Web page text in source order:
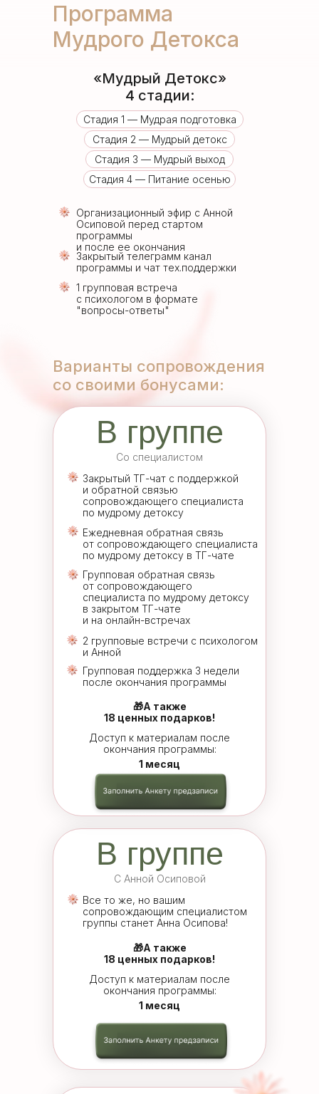
Со специалистом
В группе
С Анной Осиповой
В группе
Все то же, но вашим
сопровождающим специалистом
группы станет Анна Осипова!
Доступ к материалам после
окончания программы:
🎁А также
18 ценных подарков!
1 месяц
🎁А также
18 ценных подарков!
Доступ к материалам после
окончания программы:
1 месяц
Программа
Мудрого Детокса
Варианты сопровождения
со своими бонусами:
Групповая обратная связь
от сопровождающего
специалиста по мудрому детоксу
в закрытом ТГ-чате
и на онлайн-встречах
2 групповые встречи с психологом
и Анной
Групповая поддержка 3 недели
после окончания программы
Закрытый ТГ-чат с поддержкой
и обратной связью
сопровождающего специалиста
по мудрому детоксу
Ежедневная обратная связь
от сопровождающего специалиста
по мудрому детоксу в ТГ-чате
Закрытый телеграмм канал
программы и чат тех.поддержки
1 групповая встреча
с психологом в формате
"вопросы-ответы"
Организационный эфир с Анной
Осиповой перед стартом
программы
и после ее окончания
Стадия 1 — Мудрая подготовка
Стадия 2 — Мудрый детокс
Стадия 3 — Мудрый выход
Стадия 4 — Питание осенью
«Мудрый Детокс»
4 стадии: